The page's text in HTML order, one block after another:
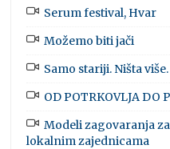
Serum festival, Hvar
Možemo biti jači
Samo stariji. Ništa više.
OD POTRKOVLJA DO
Modeli zagovaranja
lokalnim zajednicama